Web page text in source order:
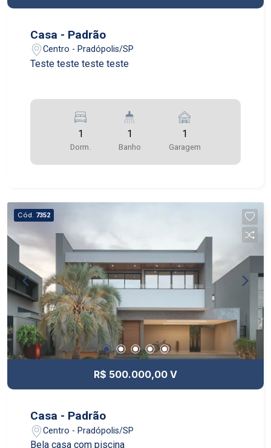
Casa - Padrão
Centro - Pradópolis/SP
Teste teste teste teste
1
Dorm.
1
Banho
1
Garagem
Cód. 7352
R$ 500.000,00 V
Casa - Padrão
Centro - Pradópolis/SP
Bela casa com piscina